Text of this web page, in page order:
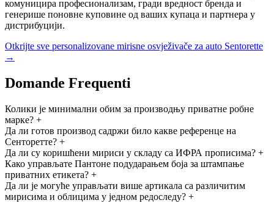
комуницира професионализам, гради вредност бренда и
генерише поновне куповине од ваших купаца и партнера у
дистрибуцији.
Otkrijte sve personalizovane mirisne osvježivače za auto Sentorette
→
Domande Frequenti
Колики је минимални обим за производњу приватне робне
марке? +
Да ли готов производ садржи било какве референце на
Сенторетте? +
Да ли су коришћени мириси у складу са ИФРА прописима? +
Како управљате Пантоне подударањем боја за штампање
приватних етикета? +
Да ли је могуће управљати више артикала са различитим
мирисима и облицима у једном редоследу? +